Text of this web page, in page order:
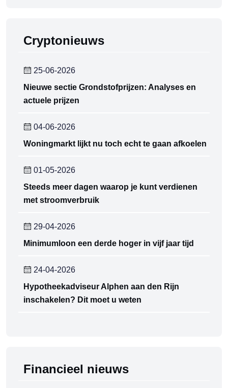
Cryptonieuws
25-06-2026
Nieuwe sectie Grondstofprijzen: Analyses en
actuele prijzen
04-06-2026
Woningmarkt lijkt nu toch echt te gaan afkoelen
01-05-2026
Steeds meer dagen waarop je kunt verdienen
met stroomverbruik
29-04-2026
Minimumloon een derde hoger in vijf jaar tijd
24-04-2026
Hypotheekadviseur Alphen aan den Rijn
inschakelen? Dit moet u weten
Financieel nieuws